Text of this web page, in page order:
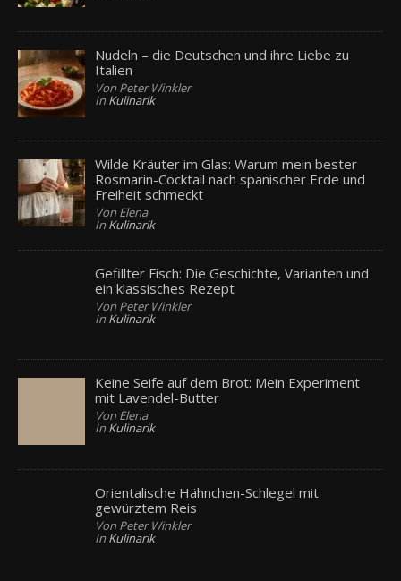
Nudeln – die Deutschen und ihre Liebe zu
Italien
Von Peter Winkler
In Kulinarik
Wilde Kräuter im Glas: Warum mein bester
Rosmarin-Cocktail nach spanischer Erde und
Freiheit schmeckt
Von Elena
In Kulinarik
Gefillter Fisch: Die Geschichte, Varianten und
ein klassisches Rezept
Von Peter Winkler
In Kulinarik
Keine Seife auf dem Brot: Mein Experiment
mit Lavendel-Butter
Von Elena
In Kulinarik
Orientalische Hähnchen-Schlegel mit
gewürztem Reis
Von Peter Winkler
In Kulinarik